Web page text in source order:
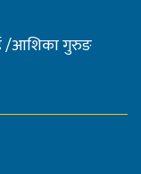
/आशिका गुरुङ